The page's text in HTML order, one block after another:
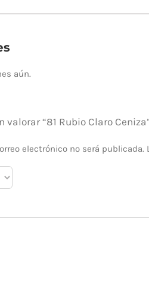
aún.
valorar “81 Rubio Claro
electrónico no será publicada.